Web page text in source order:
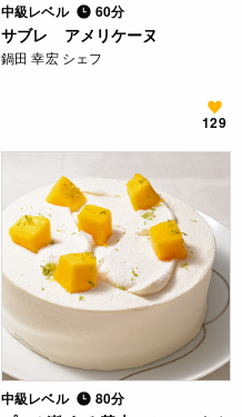
中級レベル 60分
サブレ アメリケーヌ
鍋田 幸宏 シェフ
129
中級レベル 80分